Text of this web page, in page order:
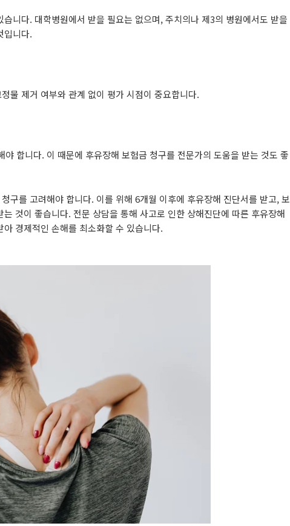
니다. 대학병원에서 받을 필요는 없으며, 주치의나 제3의 병원에서도 받을
입니다.
물 제거 여부와 관계 없이 평가 시점이 중요합니다.
합니다. 이 때문에 후유장해 보험금 청구를 전문가의 도움을 받는 것도 좋
구를 고려해야 합니다. 이를 위해 6개월 이후에 후유장해 진단서를 받고, 보
것이 좋습니다. 전문 상담을 통해 사고로 인한 상해진단에 따른 후유장해
경제적인 손해를 최소화할 수 있습니다.